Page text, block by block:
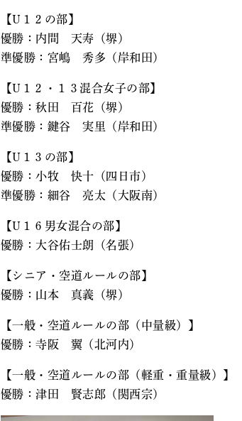
【U１２の部】
優勝：内間 天寿（堺）
準優勝：宮嶋 秀多（岸和田）
【U１２・１３混合女子の部】
優勝：秋田 百花（堺）
準優勝：鍵谷 実里（岸和田）
【U１３の部】
優勝：小牧 快十（四日市）
準優勝：細谷 亮太（大阪南）
【U１６男女混合の部】
優勝：大谷佑士朗（名張）
【シニア・空道ルールの部】
優勝：山本 真義（堺）
【一般・空道ルールの部（中量級）】
優勝：寺阪 翼（北河内）
【一般・空道ルールの部（軽重・重量級）】
優勝：津田 賢志郎（関西宗）